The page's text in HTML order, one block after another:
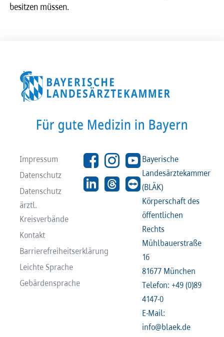
besit­zen müssen.
Impressum
Datenschutz
Datenschutz
ärztl.
Kreisverbände
Kontakt
Barrierefreiheitserklärung
Leichte Sprache
Gebärdensprache
Bayerische
Landesärztekammer
(BLÄK)
Körperschaft des
öffentlichen
Rechts
Mühlbauerstraße
16
81677 München
Telefon: +49 (0)89
4147-0
E-Mail:
info@blaek.de